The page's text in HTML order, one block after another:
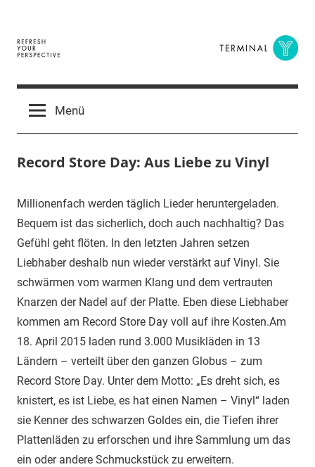
springen
Terminal
Y
Digital
BusinessMenü
Record Store Day: Aus Liebe zu Vinyl
16.
April
2015
terminal-
y
Urbi
et
orbi
Millionenfach werden täglich Lieder heruntergeladen.
Bequem ist das sicherlich, doch auch nachhaltig? Das
Gefühl geht flöten. In den letzten Jahren setzen
Liebhaber deshalb nun wieder verstärkt auf Vinyl. Sie
schwärmen vom warmen Klang und dem vertrauten
Knarzen der Nadel auf der Platte. Eben diese Liebhaber
kommen am Record Store Day voll auf ihre Kosten.Am
18. April 2015 laden rund 3.000 Musikläden in 13
Ländern – verteilt über den ganzen Globus – zum
Record Store Day. Unter dem Motto: „Es dreht sich, es
knistert, es ist Liebe, es hat einen Namen – Vinyl“ laden
sie Kenner des schwarzen Goldes ein, die Tiefen ihrer
Plattenläden zu erforschen und ihre Sammlung um das
ein oder andere Schmuckstück zu erweitern.